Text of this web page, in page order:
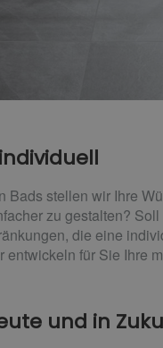
Bads stellen wir Ihre
zu gestalten?
die eine
für Sie Ihre
und in